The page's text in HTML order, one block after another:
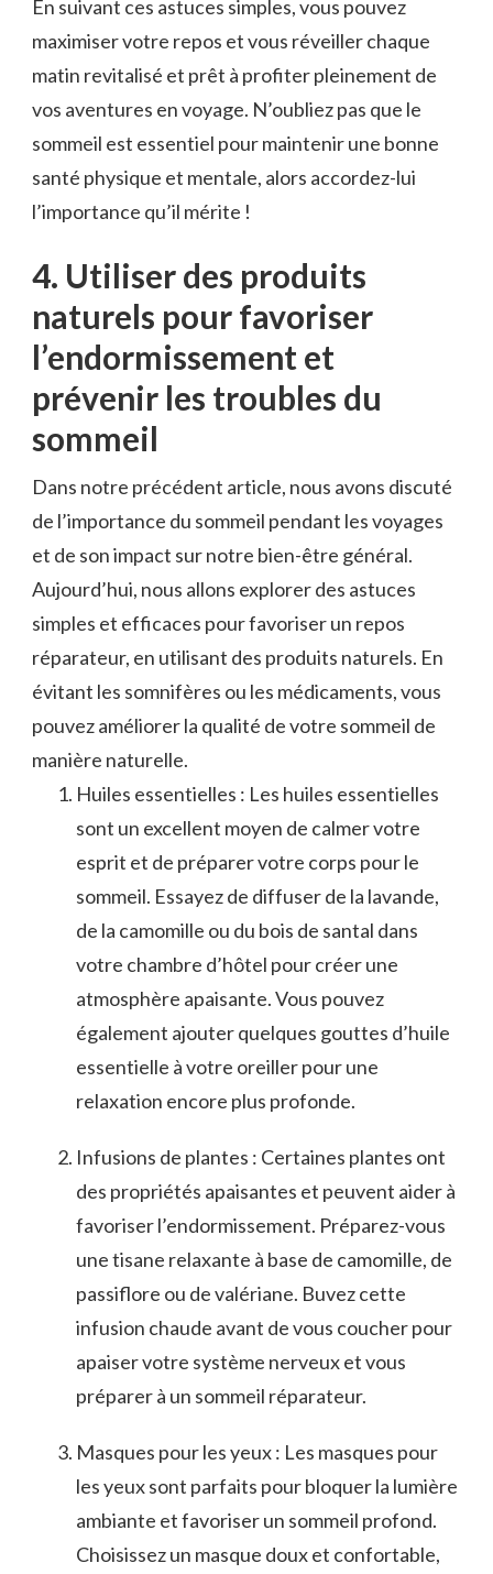
En suivant ces astuces ⁢simples,‌ vous pouvez
maximiser votre repos et vous réveiller chaque
matin revitalisé et prêt à profiter pleinement de
vos ‍aventures en ⁤voyage. N’oubliez pas ‍que ‍le
sommeil est essentiel pour maintenir une bonne
santé physique et⁢ mentale, alors accordez-lui
l’importance qu’il mérite ! ⁤
4. Utiliser des ⁣produits
naturels pour favoriser
l’endormissement et
‍prévenir les troubles du
sommeil
Dans notre précédent article,⁤ nous avons discuté
de l’importance du sommeil pendant les⁣ voyages
et de son ⁣impact sur notre bien-être général.
Aujourd’hui, nous allons explorer des⁤ astuces
simples et efficaces pour⁤ favoriser un repos
réparateur, en utilisant des produits ⁤naturels. En
évitant les somnifères ou les médicaments, vous ​
pouvez​ améliorer la qualité de votre sommeil de
manière naturelle.
Huiles essentielles : Les huiles essentielles
sont⁣ un excellent moyen de calmer votre
esprit‍ et de préparer votre corps pour le
sommeil.‌ Essayez​ de diffuser​ de la lavande,
de la camomille ou du bois de santal dans
votre ‌chambre ‍d’hôtel pour créer une
‍atmosphère ⁢apaisante. Vous pouvez
⁣également⁣ ajouter‌ quelques ⁢gouttes d’huile
essentielle à votre oreiller pour une‍
relaxation encore plus profonde.
Infusions de plantes : Certaines plantes ont
des propriétés apaisantes et peuvent aider​ à
favoriser l’endormissement. Préparez-vous‌
une tisane relaxante à ​base‍ de camomille, de
passiflore ou de valériane. Buvez cette
infusion⁢ chaude avant⁣ de vous​ coucher pour
apaiser ​votre système nerveux et vous
préparer⁤ à un sommeil réparateur.
Masques pour​ les⁤ yeux : Les ‌masques ​pour
les ⁤yeux ​sont parfaits pour bloquer la lumière
ambiante et ⁣favoriser un sommeil profond.
Choisissez ​un masque doux et confortable,